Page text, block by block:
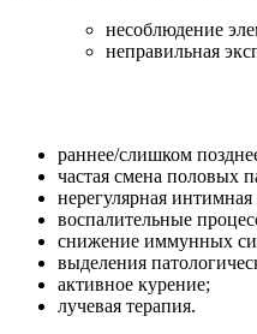
несоблюдение
неправильная
раннее/слишком
частая смена половых
нерегулярная
воспалительные
снижение иммунных
выделения
активное курение;
лучевая терапия.